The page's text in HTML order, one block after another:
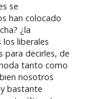
se
han colocado
¿la
liberales
para decirles, de
tanto como
nosotros
bastante